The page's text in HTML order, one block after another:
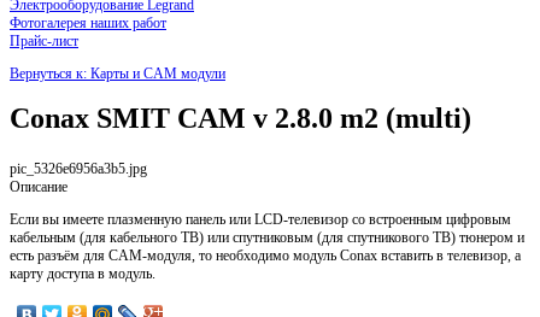
Электрооборудование Legrand
Фотогалерея наших работ
Прайс-лист
Вернуться к: Карты и CAM модули
Conax SMIT CAM v 2.8.0 m2 (multi)
pic_5326e6956a3b5.jpg
Описание
Если вы имеете плазменную панель или LCD-телевизор со встроенным цифровым
кабельным (для кабельного ТВ) или спутниковым (для спутникового ТВ) тюнером и
есть разъём для CAM-модуля, то необходимо модуль Conax вставить в телевизор, а
карту доступа в модуль.